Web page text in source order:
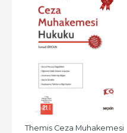
Themis Ceza Muhakemesi